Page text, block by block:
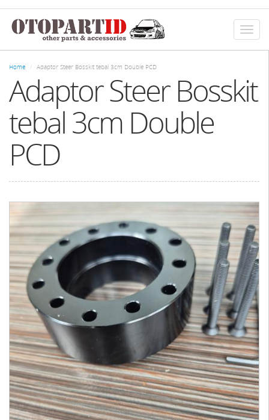
main
content
Toggle
Home Adaptor Steer Bosskit tebal 3cm Double PCD
Adaptor Steer Bosskit
tebal 3cm Double
PCD